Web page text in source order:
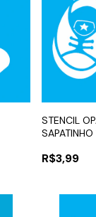
STENCIL
R$3,99